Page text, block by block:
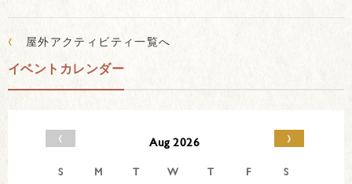
‹ 屋外アクティビティ一覧へ
イベントカレンダー
‹ Aug 2026 ›
S M T W T F
S